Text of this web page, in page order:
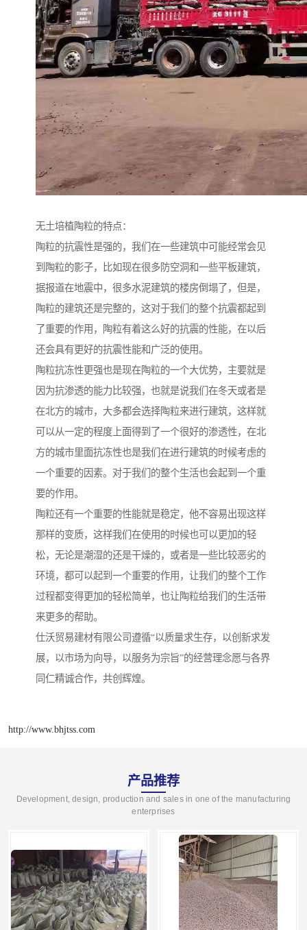
无土培植陶粒的特点：
陶粒的抗震性是强的，我们在一些建筑中可能经常会见
到陶粒的影子，比如现在很多防空洞和一些平板建筑，
据报道在地震中，很多水泥建筑的楼房倒塌了，但是，
陶粒的建筑还是完整的，这对于我们的整个抗震都起到
了重要的作用，陶粒有着这么好的抗震的性能，在以后
还会具有更好的抗震性能和广泛的使用。
陶粒抗冻性更强也是现在陶粒的一个大优势，主要就是
因为抗渗透的能力比较强，也就是说我们在冬天或者是
在北方的城市，大多都会选择陶粒来进行建筑，这样就
可以从一定的程度上面得到了一个很好的渗透性，在北
方的城市里面抗冻性也是我们在进行建筑的时候考虑的
一个重要的因素。对于我们的整个生活也会起到一个重
要的作用。
陶粒还有一个重要的性能就是稳定，他不容易出现这样
那样的变质，这样我们在使用的时候也可以更加的轻
松，无论是潮湿的还是干燥的，或者是一些比较恶劣的
环境，都可以起到一个重要的作用，让我们的整个工作
过程都变得更加的轻松简单，也让陶粒给我们的生活带
来更多的帮助。
仕沃贸易建材有限公司遵循“以质量求生存，以创新求发
展，以市场为向导，以服务为宗旨”的经营理念愿与各界
同仁精诚合作，共创辉煌。
http://www.bhjtss.com
产品推荐
Development, design, production and sales in one of the manufacturing
enterprises